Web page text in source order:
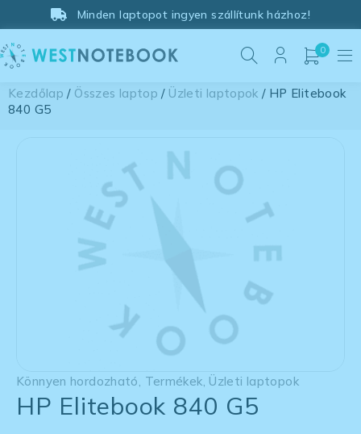
Minden laptopot ingyen szállítunk házhoz!
0
Kezdőlap / Összes laptop / Üzleti laptopok / HP Elitebook
840 G5
Könnyen hordozható Termékek Üzleti laptopok
HP Elitebook 840 G5